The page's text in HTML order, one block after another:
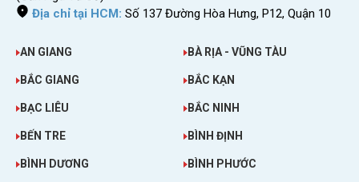
Địa chỉ tại HCM: Số 137 Đường Hòa Hưng, P12, Quận 10
AN GIANG BÀ RỊA - VŨNG TÀU
BẮC GIANG BẮC KẠN
BẠC LIÊU BẮC NINH
BẾN TRE BÌNH ĐỊNH
BÌNH DƯƠNG BÌNH PHƯỚC